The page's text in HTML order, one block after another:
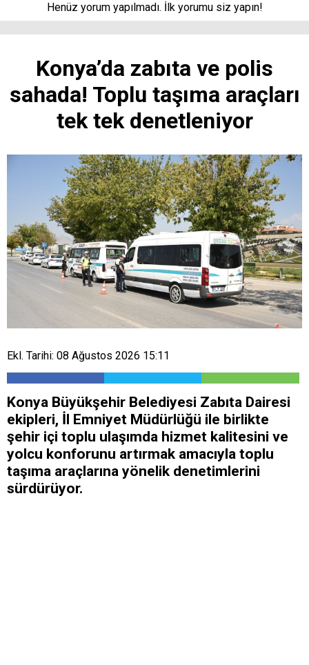
Henüz yorum yapılmadı. İlk yorumu siz yapın!
Konya’da zabıta ve polis
sahada! Toplu taşıma araçları
tek tek denetleniyor
Ekl. Tarihi: 08 Ağustos 2026 15:11
Konya Büyükşehir Belediyesi Zabıta Dairesi
ekipleri, İl Emniyet Müdürlüğü ile birlikte
şehir içi toplu ulaşımda hizmet kalitesini ve
yolcu konforunu artırmak amacıyla toplu
taşıma araçlarına yönelik denetimlerini
sürdürüyor.